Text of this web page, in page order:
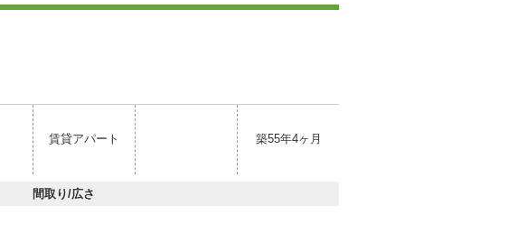
賃貸アパート 築55年4ヶ月
間取り/広さ